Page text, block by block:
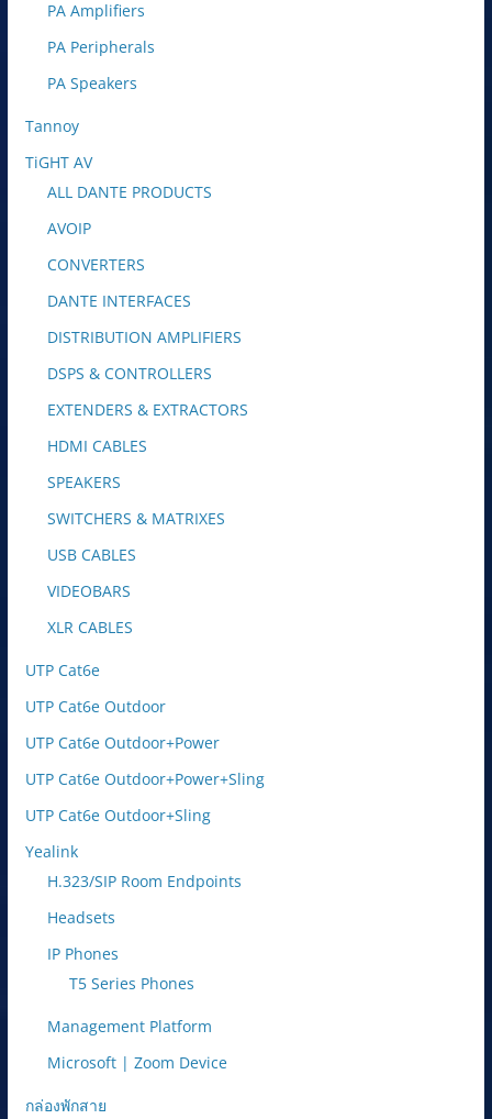
PA Amplifiers
PA Peripherals
PA Speakers
Tannoy
TiGHT AV
ALL DANTE PRODUCTS
AVOIP
CONVERTERS
DANTE INTERFACES
DISTRIBUTION AMPLIFIERS
DSPS & CONTROLLERS
EXTENDERS & EXTRACTORS
HDMI CABLES
SPEAKERS
SWITCHERS & MATRIXES
USB CABLES
VIDEOBARS
XLR CABLES
UTP Cat6e
UTP Cat6e Outdoor
UTP Cat6e Outdoor+Power
UTP Cat6e Outdoor+Power+Sling
UTP Cat6e Outdoor+Sling
Yealink
H.323/SIP Room Endpoints
Headsets
IP Phones
T5 Series Phones
Management Platform
Microsoft | Zoom Device
กล่องพักสาย